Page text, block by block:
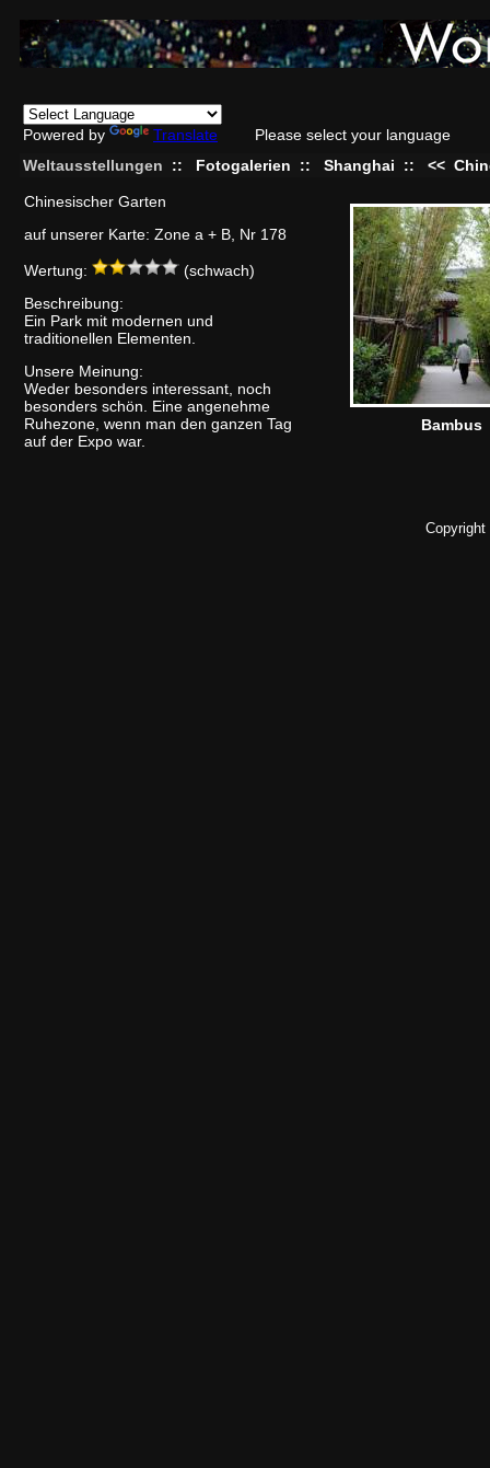
Powered by Translate
Please select your language
Weltausstellungen
:: Fotogalerien :: Shanghai :: <<
Chinesischer Garten
auf unserer Karte: Zone a + B, Nr 178
Wertung:
(schwach)
Beschreibung:
Ein Park mit modernen und
traditionellen Elementen.
Unsere Meinung:
Weder besonders interessant, noch
besonders schön. Eine angenehme
Ruhezone, wenn man den ganzen Tag
auf der Expo war.
Bambus